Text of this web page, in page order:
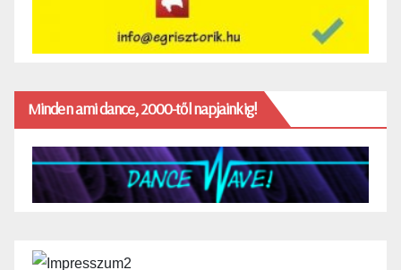
Minden ami dance, 2000-től napjainkig!